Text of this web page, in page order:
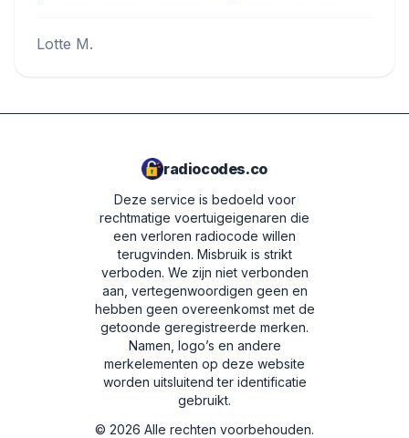
Lotte M.
radiocodes.co
Deze service is bedoeld voor
rechtmatige voertuigeigenaren die
een verloren radiocode willen
terugvinden. Misbruik is strikt
verboden. We zijn niet verbonden
aan, vertegenwoordigen geen en
hebben geen overeenkomst met de
getoonde geregistreerde merken.
Namen, logo’s en andere
merkelementen op deze website
worden uitsluitend ter identificatie
gebruikt.
© 2026 Alle rechten voorbehouden.